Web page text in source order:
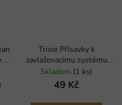
s
Trixie Přísavky k
zavlažovacímu systému
Reptile Rain
Skladem (1 ks)
49 Kč